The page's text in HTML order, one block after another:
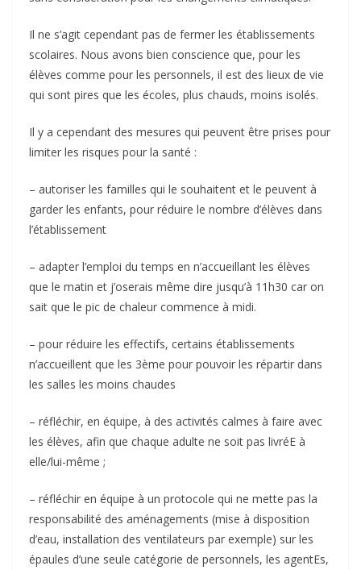
Il ne s’agit cependant pas de fermer les établissements
scolaires. Nous avons bien conscience que, pour les
élèves comme pour les personnels, il est des lieux de vie
qui sont pires que les écoles, plus chauds, moins isolés.
Il y a cependant des mesures qui peuvent être prises pour
limiter les risques pour la santé :
– autoriser les familles qui le souhaitent et le peuvent à
garder les enfants, pour réduire le nombre d’élèves dans
l’établissement
– adapter l’emploi du temps en n’accueillant les élèves
que le matin et j’oserais même dire jusqu’à 11h30 car on
sait que le pic de chaleur commence à midi.
– pour réduire les effectifs, certains établissements
n’accueillent que les 3ème pour pouvoir les répartir dans
les salles les moins chaudes
– réfléchir, en équipe, à des activités calmes à faire avec
les élèves, afin que chaque adulte ne soit pas livréE à
elle/lui-même ;
– réfléchir en équipe à un protocole qui ne mette pas la
responsabilité des aménagements (mise à disposition
d’eau, installation des ventilateurs par exemple) sur les
épaules d’une seule catégorie de personnels, les agentEs,